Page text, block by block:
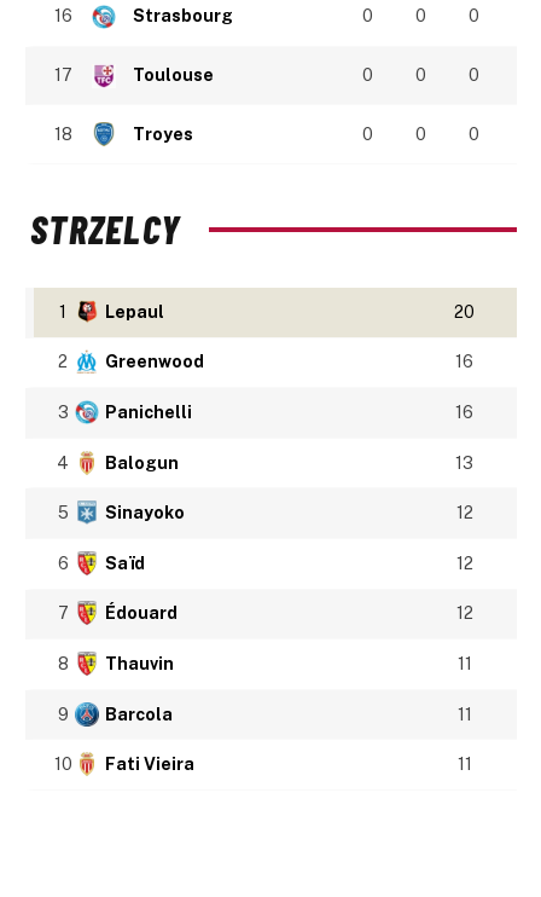
16 Strasbourg 0 0 0
17 Toulouse 0 0 0
18 Troyes 0 0 0
STRZELCY
1 Lepaul 20
2 Greenwood 16
3 Panichelli 16
4 Balogun 13
5 Sinayoko 12
6 Saïd 12
7 Édouard 12
8 Thauvin 11
9 Barcola 11
10 Fati Vieira 11